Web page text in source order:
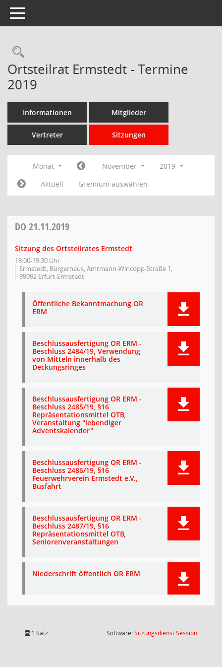
Toggle navigation
Rechercheauswahl
Ortsteilrat Ermstedt - Termine
2019
Informationen Mitglieder
Vertreter Sitzungen
Monat November
2019
Aktuell
Gremium auswählen
DO 21.11.2019
Sitzung des Ortsteilrates Ermstedt
18:00-19:30 Uhr
Ermstedt, Bürgerhaus, Amtmann-Wincopp-Straße 1,
99092 Erfurt-Ermstedt
Öffentliche Bekanntmachung OR
ERM
Beschlussausfertigung OR ERM -
Beschluss 2484/19, Verwendung
von Mitteln innerhalb des
Deckungsringes
Beschlussausfertigung OR ERM -
Beschluss 2485/19, §16
Repräsentationsmittel OTB,
Veranstaltung "lebendiger
Adventskalender"
Beschlussausfertigung OR ERM -
Beschluss 2486/19, §16
Feuerwehrverein Ermstedt e.V.,
Busfahrt
Beschlussausfertigung OR ERM -
Beschluss 2487/19, §16
Repräsentationsmittel OTB,
Seniorenveranstaltungen
Niederschrift öffentlich OR ERM
1 Satz Software:SitzungsdienstSession(Wird in